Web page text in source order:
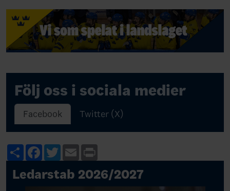
Följ oss i sociala medier
Facebook Twitter (X)
ShareFacebook
TwitterEmail
Ledarstab 2026/2027